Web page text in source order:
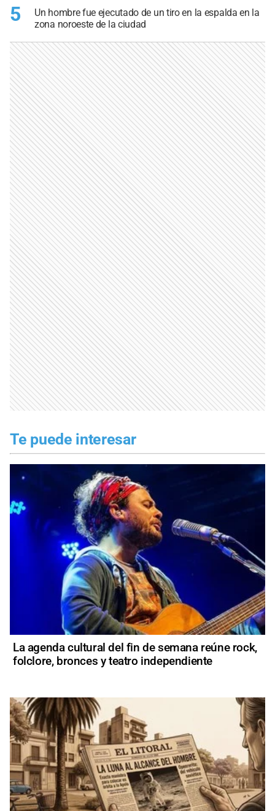
5
Un hombre fue ejecutado de un tiro en la espalda en la
zona noroeste de la ciudad
Te puede interesar
La agenda cultural del fin de semana reúne rock,
folclore, bronces y teatro independiente